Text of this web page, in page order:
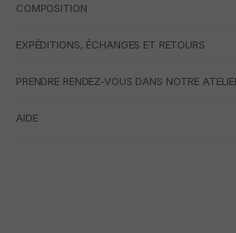
COMPOSITION
EXPÉDITIONS, ÉCHANGES ET RETOURS
PRENDRE RENDEZ-VOUS DANS NOTRE
AIDE